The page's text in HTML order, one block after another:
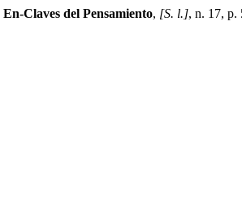
En-Claves del Pensamiento, [S. l.], n. 17, p.